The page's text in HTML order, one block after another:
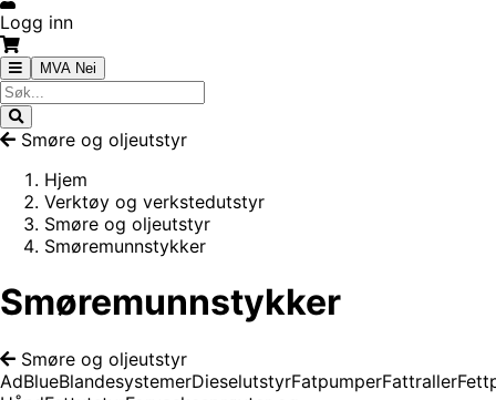
Logg inn
MVA Nei
Smøre og oljeutstyr
Hjem
Verktøy og verkstedutstyr
Smøre og oljeutstyr
Smøremunnstykker
Smøremunnstykker
Smøre og oljeutstyr
AdBlueBlandesystemerDieselutstyrFatpumperFattraller